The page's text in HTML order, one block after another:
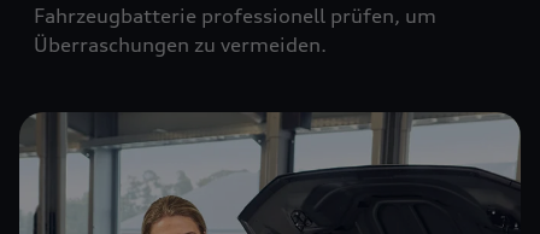
Fahrzeugbatterie professionell prüfen, um
Überraschungen zu vermeiden.